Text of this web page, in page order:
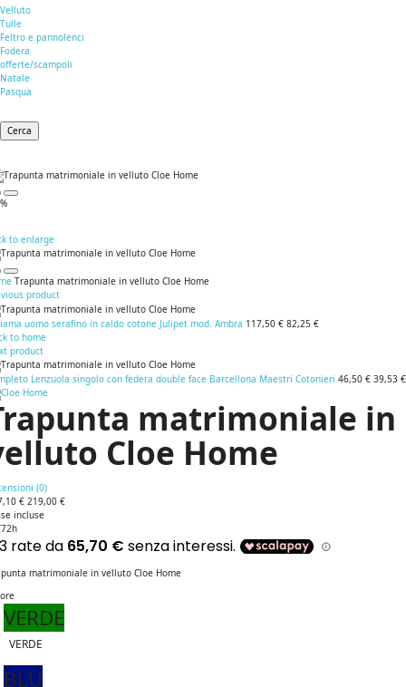
Velluto
Tulle
Feltro e pannolenci
Fodera
offerte/scampoli
Natale
Pasqua
Cerca
to enlarge
Trapunta matrimoniale in velluto Cloe Home
product
uomo serafino in caldo cotone Julipet mod. Ambra 117,50 € 82,25 €
to home
product
Lenzuola singolo con federa double face Barcellona Maestri Cotonieri 46,50 € 39,53 €
matrimoniale in
Cloe Home
(0)
€ 219,00 €
incluse
matrimoniale in velluto Cloe Home
VERDE
VERDE
BLU